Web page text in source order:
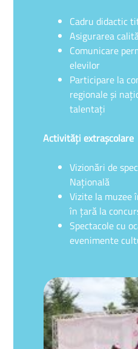
Cadru didactic
Asigurarea
Comunicare
elevilor
Participare la
regionale şi
talentaţi
Activităţi extraşcolare
Vizionări de
Naţională
Vizite la muzee
în ţară la
Spectacole cu
evenimente